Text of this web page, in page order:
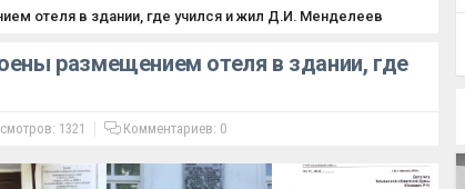
отеля в здании, где учился и жил Д.И. Менделеев
размещением отеля в здании, где
1321 Комментариев: 0